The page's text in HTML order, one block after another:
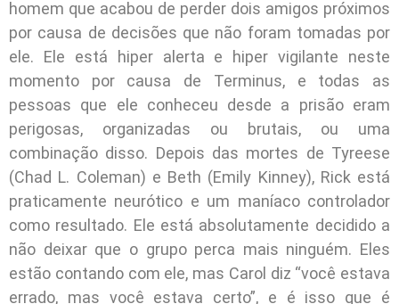
homem que acabou de perder dois amigos próximos
por causa de decisões que não foram tomadas por
ele. Ele está hiper alerta e hiper vigilante neste
momento por causa de Terminus, e todas as
pessoas que ele conheceu desde a prisão eram
perigosas, organizadas ou brutais, ou uma
combinação disso. Depois das mortes de Tyreese
(Chad L. Coleman) e Beth (Emily Kinney), Rick está
praticamente neurótico e um maníaco controlador
como resultado. Ele está absolutamente decidido a
não deixar que o grupo perca mais ninguém. Eles
estão contando com ele, mas Carol diz “você estava
errado, mas você estava certo”, e é isso que é